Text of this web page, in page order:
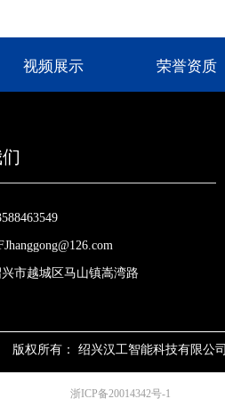
市越城区马山镇嵩湾路
视频展示 荣誉资质
版权所有： 绍兴汉工智能科技有限公司
浙ICP备20014342号-1